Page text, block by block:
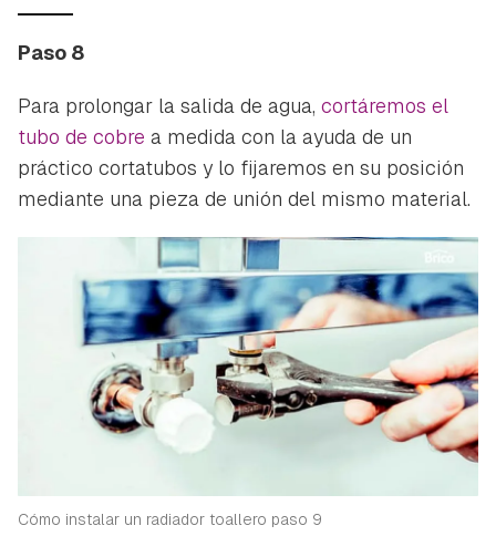
Paso 8
Para prolongar la salida de agua, cortáremos el
tubo de cobre a medida con la ayuda de un
práctico cortatubos y lo fijaremos en su posición
mediante una pieza de unión del mismo material.
Cómo instalar un radiador toallero paso 9